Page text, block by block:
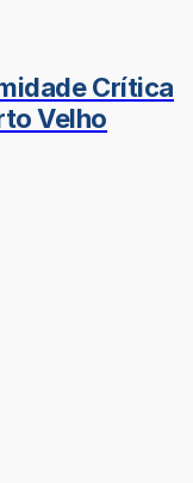
Crítica
Velho